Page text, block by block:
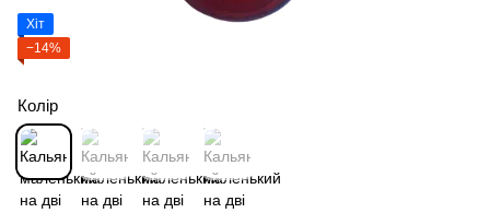
Хіт
−14%
Колір